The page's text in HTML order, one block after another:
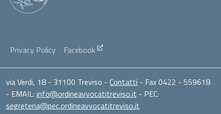
Privacy Policy Facebook
via Verdi, 18 - 31100 Treviso - Contatti - Fax 0422 - 559618
- EMAIL: info@ordineavvocatitreviso.it - PEC:
segreteria@pec.ordineavvocatitreviso.it